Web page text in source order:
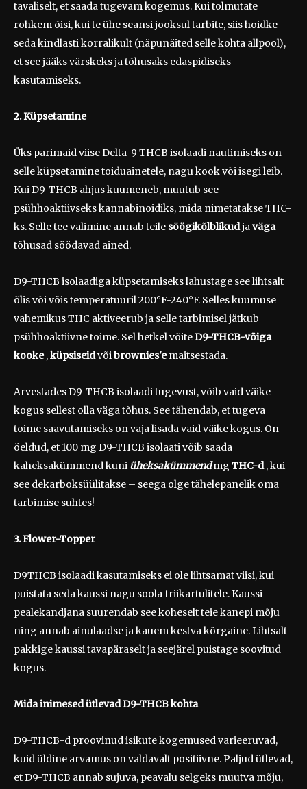
tavaliselt, et saada tugevam kogemus. Kui tolmutate
rohkem õisi, kui te ühe seansi jooksul tarbite, siis hoidke
seda kindlasti korralikult (näpunäited selle kohta allpool),
et see jääks värskeks ja tõhusaks edaspidiseks
kasutamiseks.
2. Küpsetamine
Üks parimaid viise Delta-9 THCB isolaadi nautimiseks on
selle küpsetamine toiduainetele, nagu kook või isegi leib.
Kui D9-THCB ahjus kuumeneb, muutub see
psühhoaktiivseks kannabinoidiks, mida nimetatakse THC-
ks. Selle tee valimine annab teile söögikõlblikudjaväga
tõhusad söödavad ained.
D9-THCB isolaadiga küpsetamiseks lahustage see lihtsalt
õlis või võis temperatuuril 200°F-240°F. Selles kuumuse
vahemikus THC aktiveerub ja selle tarbimisel jätkub
psühhoaktiivne toime. Sel hetkel võiteD9-THCB-võiga
kooke,küpsiseidvõibrownies'emaitsestada.
Arvestades D9-THCB isolaadi tugevust, võib vaid väike
kogus sellest olla väga tõhus. See tähendab, et tugeva
toime saavutamiseks on vaja lisada vaid väike kogus. On
öeldud, et 100 mg D9-THCB isolaati võib saada
kaheksakümmend kuni üheksakümmendmg THC-d, kui
see dekarboksüülitakse – seega olge tähelepanelik oma
tarbimise suhtes!
3. Flower-Topper
D9THCB isolaadi kasutamiseks ei ole lihtsamat viisi, kui
puistata seda kaussi nagu soola friikartulitele. Kaussi
pealekandjana suurendab see koheselt teie kanepi mõju
ning annab ainulaadse ja kauem kestva kõrgaine. Lihtsalt
pakkige kaussi tavapäraselt ja seejärel puistage soovitud
kogus.
Mida inimesed ütlevad D9-THCB kohta
D9-THCB-d proovinud isikute kogemused varieeruvad,
kuid üldine arvamus on valdavalt positiivne. Paljud ütlevad,
et D9-THCB annab sujuva, peavalu selgeks muutva mõju,